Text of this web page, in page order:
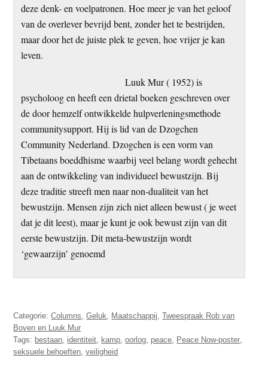
deze denk- en voelpatronen. Hoe meer je van het geloof
van de overlever bevrijd bent, zonder het te bestrijden,
maar door het de juiste plek te geven, hoe vrijer je kan
leven.
Luuk Mur ( 1952) is
psycholoog en heeft een drietal boeken geschreven over
de door hemzelf ontwikkelde hulpverleningsmethode
communitysupport. Hij is lid van de Dzogchen
Community Nederland. Dzogchen is een vorm van
Tibetaans boeddhisme waarbij veel belang wordt gehecht
aan de ontwikkeling van individueel bewustzijn. Bij
deze traditie streeft men naar non-dualiteit van het
bewustzijn. Mensen zijn zich niet alleen bewust ( je weet
dat je dit leest), maar je kunt je ook bewust zijn van dit
eerste bewustzijn. Dit meta-bewustzijn wordt
‘gewaarzijn’ genoemd
Categorie:Columns,Geluk, Maatschappij,Tweespraak Rob van
Boven en Luuk Mur
Tags: bestaan, identiteit, kamp,oorlog, peace, Peace Now-poster,
seksuele behoeften,veiligheid